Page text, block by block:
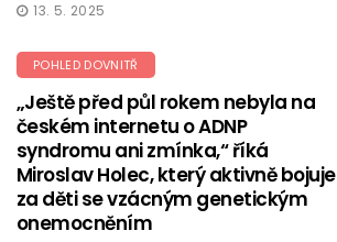
13. 5. 2025
POHLED DOVNITŘ
„Ještě před půl rokem nebyla na
českém internetu o ADNP
syndromu ani zmínka,“ říká
Miroslav Holec, který aktivně bojuje
za děti se vzácným genetickým
onemocněním